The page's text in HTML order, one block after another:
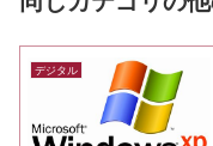
デジタル